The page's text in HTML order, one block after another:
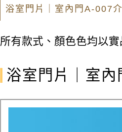
浴室門片｜室內門A-007
所有款式、顏⾊色均以
浴室門片｜室